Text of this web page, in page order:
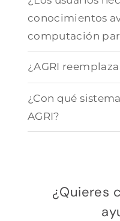
conocimientos
computación
¿AGRI reemplaza
¿Con qué
AGRI?
¿Quieres